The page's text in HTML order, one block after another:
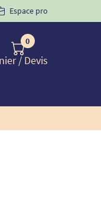
Espace pro
0
/ Devis